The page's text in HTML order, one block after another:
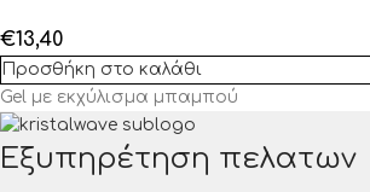
€13,40
Προσθήκη στο καλάθι
Gel με εκχύλισμα μπαμπού
Εξυπηρέτηση πελατων